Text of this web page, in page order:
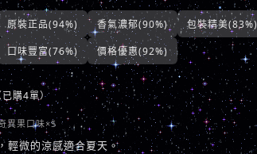
原裝正品(94%) 香氣濃郁(90%)
包裝精美(83%)
口味豐富(76%) 價格優惠(92%)
購4單）
異果口味×5
輕微的涼感適合夏天。